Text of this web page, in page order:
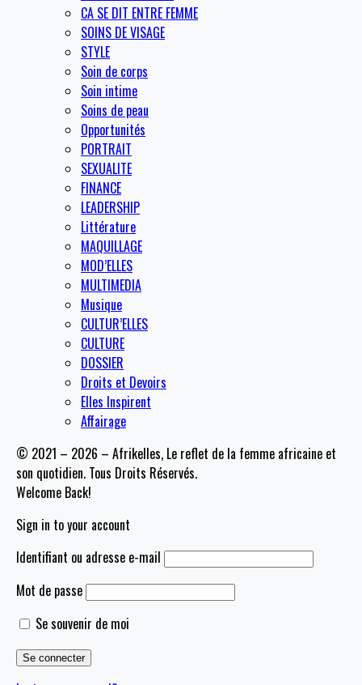
CA SE DIT ENTRE FEMME
SOINS DE VISAGE
STYLE
Soin de corps
Soin intime
Soins de peau
Opportunités
PORTRAIT
SEXUALITE
FINANCE
LEADERSHIP
Littérature
MAQUILLAGE
MOD’ELLES
MULTIMEDIA
Musique
CULTUR’ELLES
CULTURE
DOSSIER
Droits et Devoirs
Elles Inspirent
Affairage
© 2021 – 2026 – Afrikelles, Le reflet de la femme africaine et
son quotidien. Tous Droits Réservés.
Welcome Back!
Sign in to your account
Identifiant ou adresse e-mail
Mot de passe
Se souvenir de moi